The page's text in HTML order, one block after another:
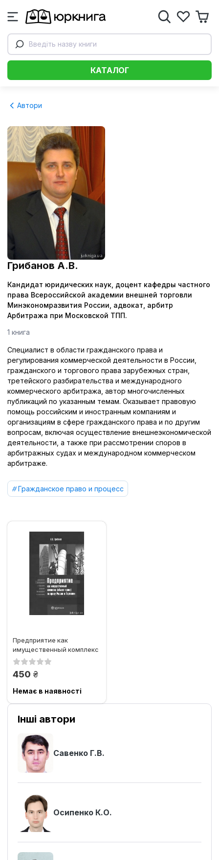
Введіть назву книги
КАТАЛОГ
Автори
Грибанов А.В.
Кандидат юридических наук, доцент кафедры частного
права Всероссийской академии внешней торговли
Минэкономразвития России, адвокат, арбитр
Арбитража при Московской ТПП.
1 книга
Специалист в области гражданского права и
регулирования коммерческой деятельности в России,
гражданского и торгового права зарубежных стран,
третейского разбирательства и международного
коммерческого арбитража, автор многочисленных
публикаций по указанным темам. Оказывает правовую
помощь российским и иностранным компаниям и
организациям в сфере гражданского права и по другим
вопросам, включая осуществление внешнеэкономической
деятельности, а также при рассмотрении споров в
арбитражных судах и международном коммерческом
арбитраже.
Гражданское право и процесс
Предприятие как
имущественный комплекс
(объект права) по праву
450 грн.
Немає в наявності
Інші автори
Савенко Г.В.
Осипенко К.О.